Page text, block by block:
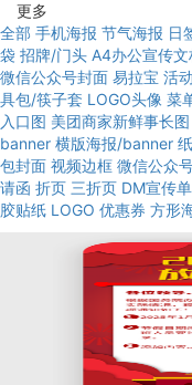
更多
全部 手机海报 节气海报 日
袋 招牌/门头 A4办公宣传文
微信公众号封面 易拉宝 活
具包/筷子套 LOGO头像 菜
入口图 美团商家新鲜事长图
banner 横版海报/banner
包封面 视频边框 微信公众
请函 折页 三折页 DM宣传单
胶贴纸 LOGO 优惠券 方形